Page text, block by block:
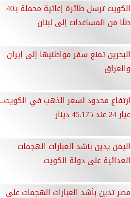
الكويت ترسل طائرة إغاثية محملة بـ40
طنًا من المساعدات إلى لبنان
البحرين تمنع سفر مواطنيها إلى إيران
والعراق
ارتفاع محدود لسعر الذهب في الكويت..
عيار 24 عند 45.175 دينار
اليمن يدين بأشد العبارات الهجمات
العدائية على دولة الكويت
مصر تدين بأشد العبارات الهجمات على